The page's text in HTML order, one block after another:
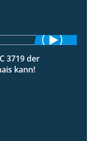
3719 der
kann!